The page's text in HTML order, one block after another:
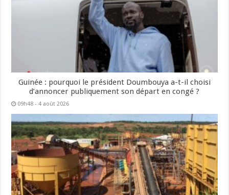
Guinée : pourquoi le président Doumbouya a-t-il choisi
d’annoncer publiquement son départ en congé ?
09h48 - 4 août 2026